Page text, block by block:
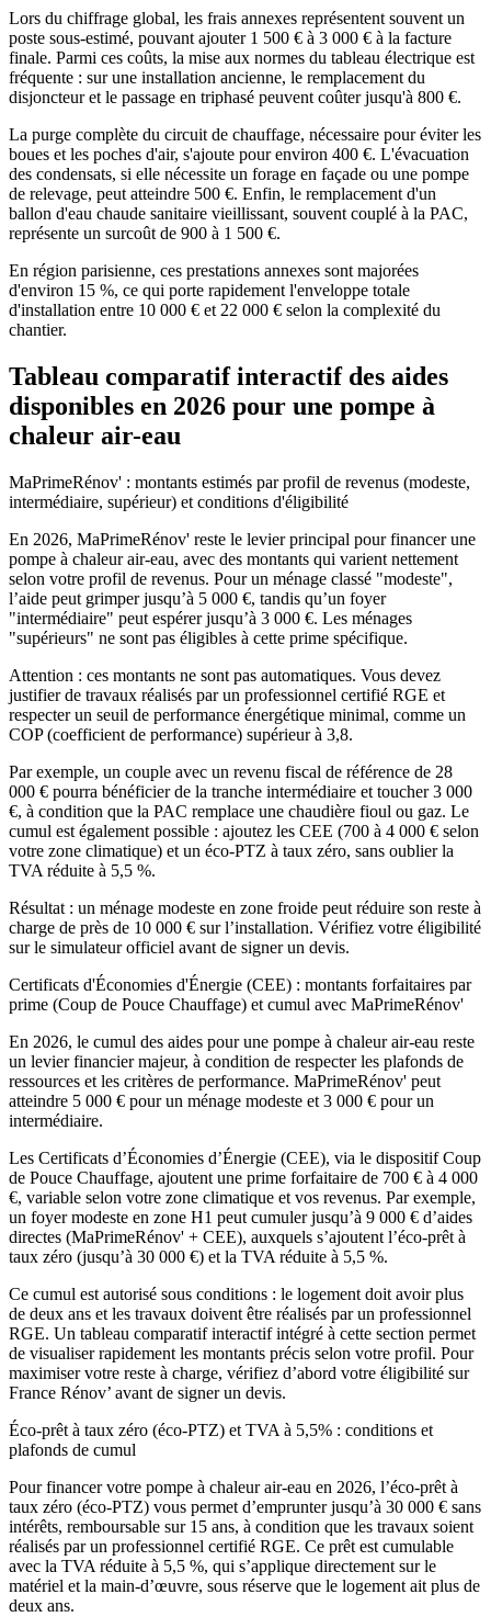
Lors du chiffrage global, les frais annexes représentent souvent un
poste sous-estimé, pouvant ajouter 1 500 € à 3 000 € à la facture
finale. Parmi ces coûts, la mise aux normes du tableau électrique est
fréquente : sur une installation ancienne, le remplacement du
disjoncteur et le passage en triphasé peuvent coûter jusqu'à 800 €.
La purge complète du circuit de chauffage, nécessaire pour éviter les
boues et les poches d'air, s'ajoute pour environ 400 €. L'évacuation
des condensats, si elle nécessite un forage en façade ou une pompe
de relevage, peut atteindre 500 €. Enfin, le remplacement d'un
ballon d'eau chaude sanitaire vieillissant, souvent couplé à la PAC,
représente un surcoût de 900 à 1 500 €.
En région parisienne, ces prestations annexes sont majorées
d'environ 15 %, ce qui porte rapidement l'enveloppe totale
d'installation entre 10 000 € et 22 000 € selon la complexité du
chantier.
Tableau comparatif interactif des aides
disponibles en 2026 pour une pompe à
chaleur air-eau
MaPrimeRénov' : montants estimés par profil de revenus (modeste,
intermédiaire, supérieur) et conditions d'éligibilité
En 2026, MaPrimeRénov' reste le levier principal pour financer une
pompe à chaleur air-eau, avec des montants qui varient nettement
selon votre profil de revenus. Pour un ménage classé "modeste",
l’aide peut grimper jusqu’à 5 000 €, tandis qu’un foyer
"intermédiaire" peut espérer jusqu’à 3 000 €. Les ménages
"supérieurs" ne sont pas éligibles à cette prime spécifique.
Attention : ces montants ne sont pas automatiques. Vous devez
justifier de travaux réalisés par un professionnel certifié RGE et
respecter un seuil de performance énergétique minimal, comme un
COP (coefficient de performance) supérieur à 3,8.
Par exemple, un couple avec un revenu fiscal de référence de 28
000 € pourra bénéficier de la tranche intermédiaire et toucher 3 000
€, à condition que la PAC remplace une chaudière fioul ou gaz. Le
cumul est également possible : ajoutez les CEE (700 à 4 000 € selon
votre zone climatique) et un éco-PTZ à taux zéro, sans oublier la
TVA réduite à 5,5 %.
Résultat : un ménage modeste en zone froide peut réduire son reste à
charge de près de 10 000 € sur l’installation. Vérifiez votre éligibilité
sur le simulateur officiel avant de signer un devis.
Certificats d'Économies d'Énergie (CEE) : montants forfaitaires par
prime (Coup de Pouce Chauffage) et cumul avec MaPrimeRénov'
En 2026, le cumul des aides pour une pompe à chaleur air-eau reste
un levier financier majeur, à condition de respecter les plafonds de
ressources et les critères de performance. MaPrimeRénov' peut
atteindre 5 000 € pour un ménage modeste et 3 000 € pour un
intermédiaire.
Les Certificats d’Économies d’Énergie (CEE), via le dispositif Coup
de Pouce Chauffage, ajoutent une prime forfaitaire de 700 € à 4 000
€, variable selon votre zone climatique et vos revenus. Par exemple,
un foyer modeste en zone H1 peut cumuler jusqu’à 9 000 € d’aides
directes (MaPrimeRénov' + CEE), auxquels s’ajoutent l’éco-prêt à
taux zéro (jusqu’à 30 000 €) et la TVA réduite à 5,5 %.
Ce cumul est autorisé sous conditions : le logement doit avoir plus
de deux ans et les travaux doivent être réalisés par un professionnel
RGE. Un tableau comparatif interactif intégré à cette section permet
de visualiser rapidement les montants précis selon votre profil. Pour
maximiser votre reste à charge, vérifiez d’abord votre éligibilité sur
France Rénov’ avant de signer un devis.
Éco-prêt à taux zéro (éco-PTZ) et TVA à 5,5% : conditions et
plafonds de cumul
Pour financer votre pompe à chaleur air-eau en 2026, l’éco-prêt à
taux zéro (éco-PTZ) vous permet d’emprunter jusqu’à 30 000 € sans
intérêts, remboursable sur 15 ans, à condition que les travaux soient
réalisés par un professionnel certifié RGE. Ce prêt est cumulable
avec la TVA réduite à 5,5 %, qui s’applique directement sur le
matériel et la main-d’œuvre, sous réserve que le logement ait plus de
deux ans.